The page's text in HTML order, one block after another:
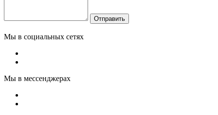
Отправить
Мы в социальных сетях
Мы в мессенджерах